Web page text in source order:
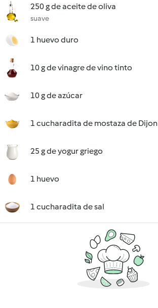
250 g de aceite de oliva
suave
1 huevo duro
10 g de vinagre de vino tinto
10 g de azúcar
1 cucharadita de mostaza de Dijon
25 g de yogur griego
1 huevo
1 cucharadita de sal